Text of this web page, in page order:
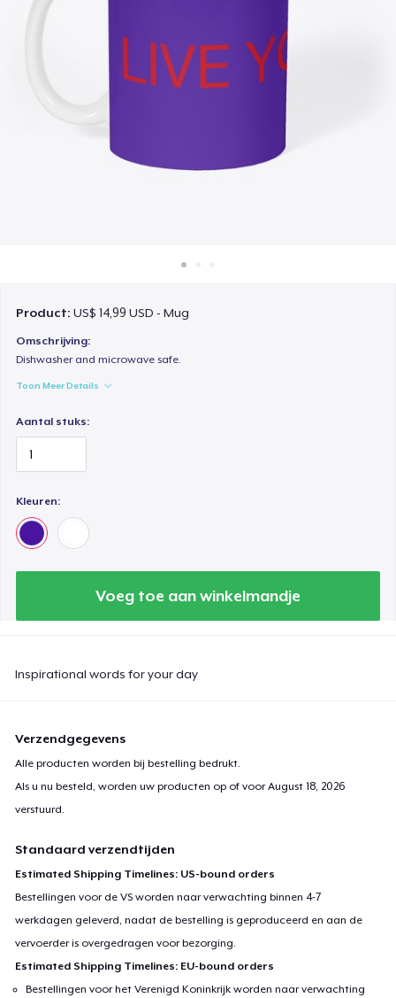
Verkoop overal
Verkoop alles
Product:US$ 14,99 USD - Mug
Omschrijving:
Dishwasher and microwave safe.
Toon Meer Details
Aantal stuks:
Kleuren:
Voeg toe aan winkelmandje
Inspirational words for your day
Verzendgegevens
Alle producten worden bij bestelling bedrukt.
Als u nu besteld, worden uw producten op of voorAugust 18, 2026
verstuurd.
Standaard verzendtijden
Estimated Shipping Timelines: US-bound orders
Bestellingen voor de VS worden naar verwachting binnen 4-7
werkdagen geleverd, nadat de bestelling is geproduceerd en aan de
vervoerder is overgedragen voor bezorging.
Estimated Shipping Timelines: EU-bound orders
Bestellingen voor het Verenigd Koninkrijk worden naar verwachting